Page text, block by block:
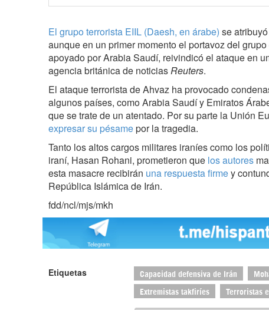
El grupo terrorista EIIL (Daesh, en árabe) se
aunque en un primer momento el portavoz del
apoyado por Arabia Saudí, reivindicó el ataque en
agencia británica de noticiasReuters.
El ataque terrorista de Ahvaz ha provocado
algunos países, como Arabia Saudí y Emiratos
que se trate de un atentado. Por su parte la Unión
expresar su pésamepor la tragedia.
Tanto los altos cargos militares iraníes como los
iraní, Hasan Rohani, prometieron que los autores
esta masacre recibirán una respuesta firmey
República Islámica de Irán.
fdd/ncl/mjs/mkh
Etiquetas Capacidad defensiva de Irán
Extremistas takfiríes Terroristas